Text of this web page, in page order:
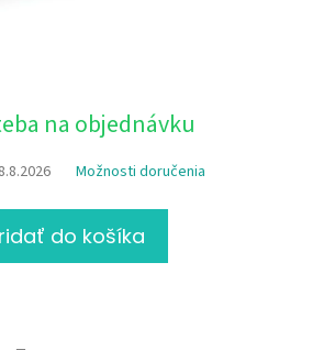
na objednávku
Možnosti doručenia
do košíka